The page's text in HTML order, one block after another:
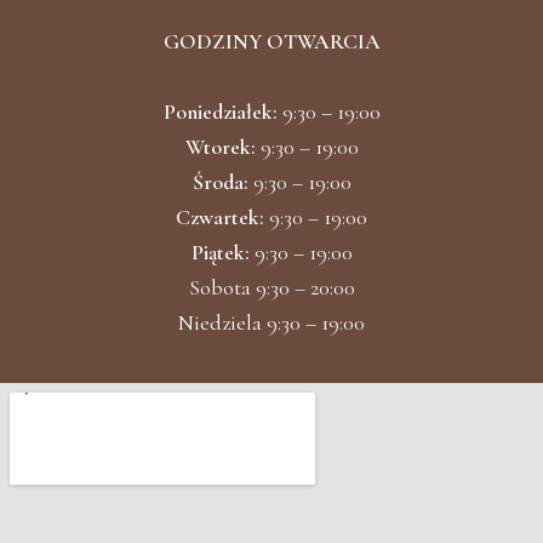
m
GODZINY OTWARCIA
Poniedziałek: 9:30 – 19:00
Wtorek: 9:30 – 19:00
Środa: 9:30 – 19:00
Czwartek: 9:30 – 19:00
Piątek: 9:30 – 19:00
Sobota 9:30 – 20:00
Niedziela 9:30 – 19:00